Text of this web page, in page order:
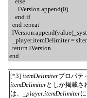
lVersion.append(0)
end if
end repeat
_player.itemDelimiter =
return lVersion
end
[*3] itemDelimiterプロパテ
itemDelimiterとしか掲載さ
は、
_player.itemDelimiter